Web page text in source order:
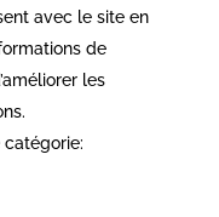
avec le site en
de
les